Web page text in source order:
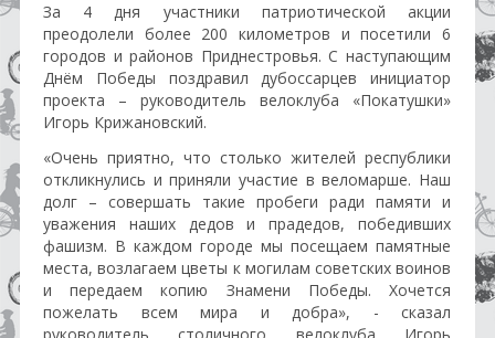
За 4 дня участники патриотической акции
преодолели более 200 километров и посетили 6
городов и районов Приднестровья. С наступающим
Днём Победы поздравил дубоссарцев инициатор
проекта – руководитель велоклуба «Покатушки»
Игорь Крижановский.
«Очень приятно, что столько жителей республики
откликнулись и приняли участие в веломарше. Наш
долг – совершать такие пробеги ради памяти и
уважения наших дедов и прадедов, победивших
фашизм. В каждом городе мы посещаем памятные
места, возлагаем цветы к могилам советских воинов
и передаем копию Знамени Победы. Хочется
пожелать всем мира и добра», - сказал